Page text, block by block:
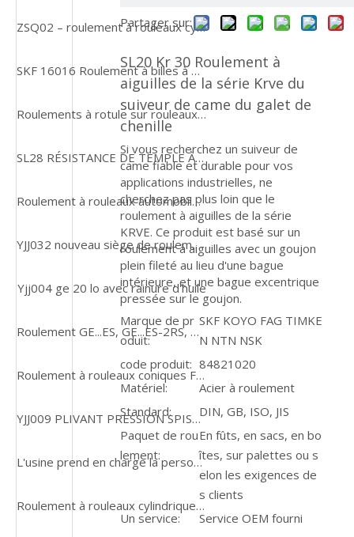
ZSQ02 – roulement à rouleaux cylindriques de haute qualité, offre spéciale, NJ309E
SKF 16016 Roulement à billes à gorge profonde à une rangée
Roulements à rotule sur rouleaux 22213 Deuxième série avec alésage conique
SL28 RÉSISTANCE DE TEMPLE À HAUTE TEMPLE Roulement à rouleaux effilés ultra silencieux
Roulement à rouleaux automobiles à grande vitesse en acier chromé à grande vitesse
YJJ032 nouveau siège de roulement agricole de joint FKL LSQFR309-2TB.HT
Yjj004 ge 20 lo avec rainure d'huile
Roulement GE...ES, GE...ES-2RS, GEZ...ES, GEZ utilisé dans une usine de broyage
Roulement à rouleaux coniques FM 44143/44348 Utilisation du roulement standard Timkeen pour les pièces automobiles / pièces du moteur
YJJ009 PLIVANT PRESSION SPIST Axial Roueur linéaire
L'usine prend en charge la personnalisation des roulements à rouleaux coniques sur la base de dessins ou de modèles
Roulement à rouleaux cylindriques droits TMB NU202, offre spéciale
Partager sur:
SL20 Kr 30 Roulement à
aiguilles de la série Krve du
suiveur de came du galet de
chenille
Si vous recherchez un suiveur de
came fiable et durable pour vos
applications industrielles, ne
cherchez pas plus loin que le
roulement à aiguilles de la série
KRVE. Ce produit est basé sur un
roulement à aiguilles avec un goujon
plein fileté au lieu d'une bague
intérieure, et une bague excentrique
pressée sur le goujon.
Marque de pr
oduit:
SKF KOYO FAG TIMKE
N NTN NSK
code produit: 84821020
Matériel:
Acier à roulement
Standard:
DIN, GB, ISO, JIS
Paquet de rou
lement:
En fûts, en sacs, en bo
îtes, sur palettes ou s
elon les exigences de
s clients
Un service:
Service OEM fourni